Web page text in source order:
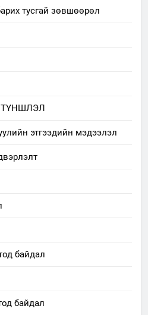
тусгай зөвшөөрөл
этгээдийн мэдээлэл
байдал
байдал
зөвлөл” аяны хүрээнд
төлөвлөгөө
дүгнэлт
БАЙДАЛ